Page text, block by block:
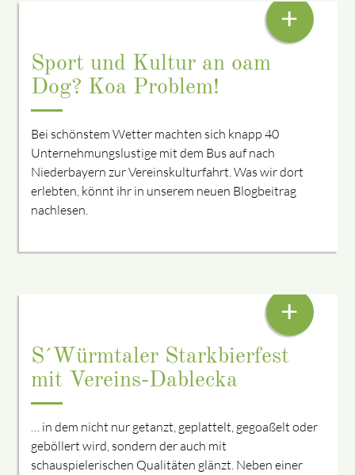
Sport und Kultur an oam
Dog? Koa Problem!
Bei schönstem Wetter machten sich knapp 40
Unternehmungslustige mit dem Bus auf nach
Niederbayern zur Vereinskulturfahrt. Was wir dort
erlebten, könnt ihr in unserem neuen Blogbeitrag
nachlesen.
+
S´Würmtaler Starkbierfest
mit Vereins-Dablecka
… in dem nicht nur getanzt, geplattelt, gegoaßelt oder
geböllert wird, sondern der auch mit
schauspielerischen Qualitäten glänzt. Neben einer
+